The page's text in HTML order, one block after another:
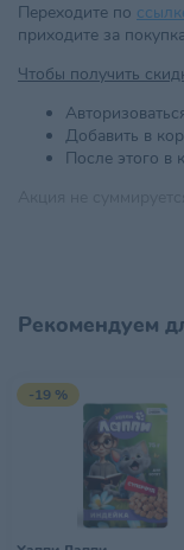
Переходите по
приходите за
Чтобы получить
Добавить в
После этого в
Рекомендуем
-19 %